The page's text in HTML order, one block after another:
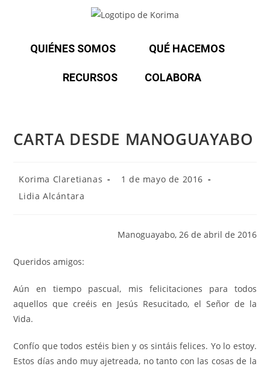
QUIÉNES SOMOS QUÉ HACEMOS
RECURSOS COLABORA
CARTA DESDE MANOGUAYABO
Korima Claretianas
1 de mayo de 2016
Lidia Alcántara
Manoguayabo, 26 de abril de 2016
Queridos amigos:
Aún en tiempo pascual, mis felicitaciones para todos
aquellos que creéis en Jesús Resucitado, el Señor de la
Vida.
Confío que todos estéis bien y os sintáis felices. Yo lo estoy.
Estos días ando muy ajetreada, no tanto con las cosas de la